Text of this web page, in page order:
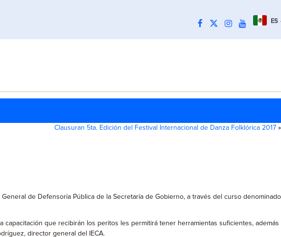
ES
Clausuran 5ta. Edición del Festival Internacional de Danza Folklórica 2017 »
de Defensoría Pública de la Secretaría de Gobierno, a través del curso denominado
que recibirán los peritos les permitirá tener herramientas suficientes, además
director general del IECA.